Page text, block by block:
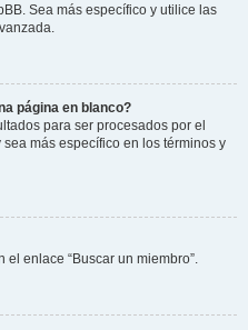
Sea más específico y utilice las
página en blanco?
para ser procesados por el
sea más específico en los términos y
enlace “Buscar un miembro”.